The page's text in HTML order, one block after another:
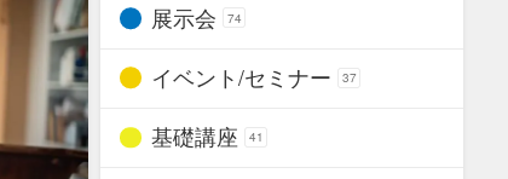
展示会 74
イベント/セミナー 37
基礎講座 41